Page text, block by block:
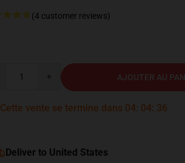
(4 customer reviews)
AJOUTER AU
Cette vente se termine dans 04: 04: 34
Deliver to United States